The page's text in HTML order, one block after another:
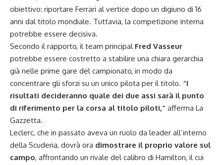
obiettivo: riportare Ferrari al vertice dopo un digiuno di 16
anni dal titolo mondiale. Tuttavia, la competizione interna
potrebbe essere decisiva.
Secondo il rapporto, il team principal Fred Vasseur
potrebbe essere costretto a stabilire una chiara gerarchia
già nelle prime gare del campionato, in modo da
concentrare gli sforzi su un unico pilota per il titolo. “I
risultati decideranno quale dei due assi sarà il punto
di riferimento per la corsa al titolo piloti,” afferma La
Gazzetta.
Leclerc, che in passato aveva un ruolo da leader all’interno
della Scuderia, dovrà ora dimostrare il proprio valore sul
campo, affrontando un rivale del calibro di Hamilton, il cui